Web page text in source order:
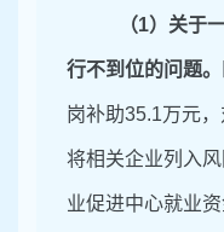
（1）关于
行不到位的问题。
岗补助35.1万元，
将相关企业列入
业促进中心就业